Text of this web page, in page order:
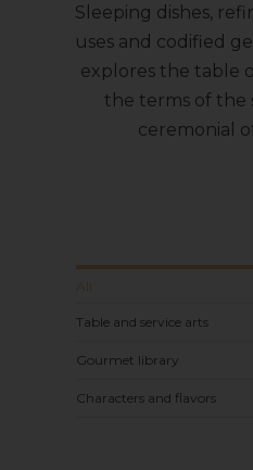
Sleeping dishes,
uses and codified
explores the table
the terms of the
ceremonial
All
Table and service arts
Gourmet library
Characters and flavors